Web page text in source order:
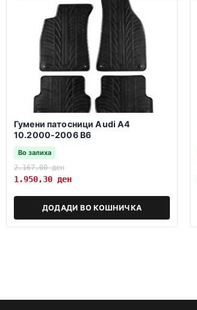
Гумени патосници Audi A4
10.2000-2006 B6
Во залиха
2.167,00ден
1.950,30 ден
ДОДАДИ ВО КОШНИЧКА